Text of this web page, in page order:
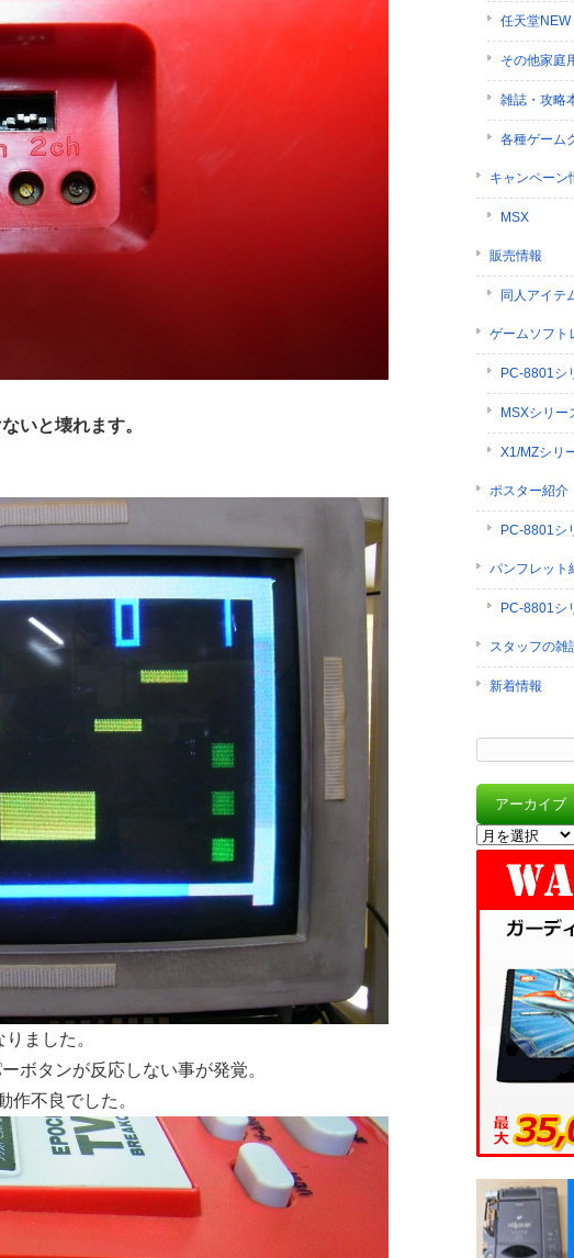
いと壊れます。
ました。
ボタンが反応しない事が発覚。
作不良でした。
任天堂NEW
その他家庭
雑誌・攻略
各種ゲーム
キャンペーン
MSX
販売情報
同人アイテ
ゲームソフト
PC-8801シ
MSXシリー
X1/MZシリ
ポスター紹介
PC-8801シ
パンフレット
PC-8801シ
スタッフの雑
新着情報
アーカイブ